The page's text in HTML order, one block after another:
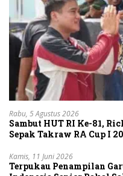
Rabu, 5 Agustus 2026
Sambut HUT RI Ke-81,
Sepak Takraw RA Cup I
Kamis, 11 Juni 2026
Terpukau Penampilan